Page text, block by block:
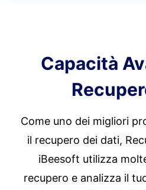
Capacità
Come uno dei migliori
il recupero dei dati,
iBeesoft utilizza
recupero e analizza il